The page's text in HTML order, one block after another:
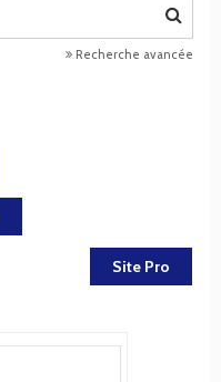
Recherche avancée
Site Pro